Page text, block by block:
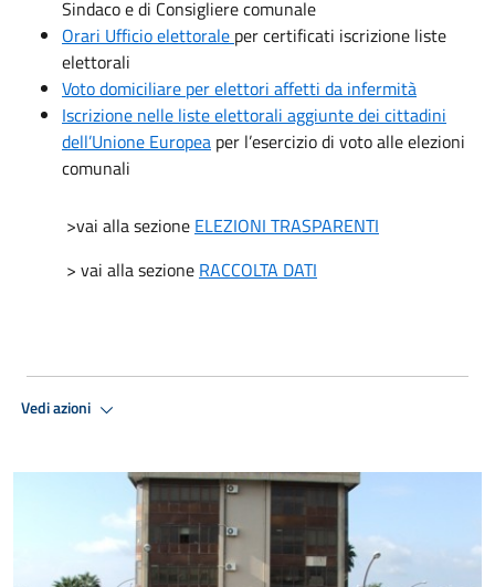
Sindaco e di Consigliere comunale
Orari Ufficio elettorale per certificati iscrizione liste
elettorali
Voto domiciliare per elettori affetti da infermità
Iscrizione nelle liste elettorali aggiunte dei cittadini
dell’Unione Europea per l’esercizio di voto alle elezioni
comunali
>vai alla sezione ELEZIONI TRASPARENTI
> vai alla sezione RACCOLTA DATI
Vedi azioni